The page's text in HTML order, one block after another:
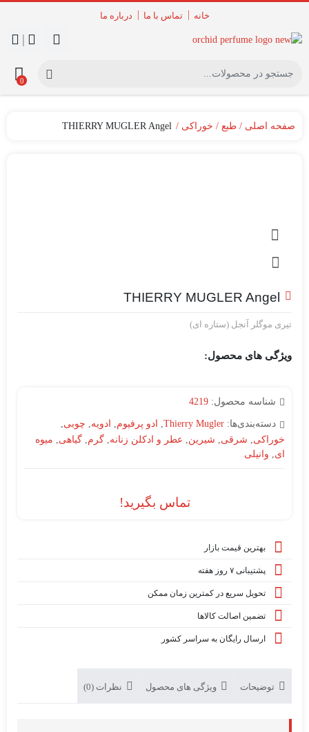
خانه تماس با ما درباره ما
|
0
صفحه اصلی طبع خوراکی THIERRY MUGLER Angel
THIERRY MUGLER Angel
تیری موگلر آنجل (ستاره ای)
ویژگی های محصول:
شناسه محصول: 4219
دسته‌بندی‌ها: Thierry Mugler
, ادو پرفیوم, ادویه, چوبی,
خوراکی
شرقی شیرین عطر و ادکلن زنانه گرم گیاهی
میوه
ای
وانیلی
تماس بگیرید!
بهترین قیمت بازار
پشتیبانی ۷ روز هفته
تحویل سریع در کمترین زمان ممکن
تضمین اصالت کالاها
ارسال رایگان به سراسر کشور
توضیحات ویژگی های محصول نظرات (0)